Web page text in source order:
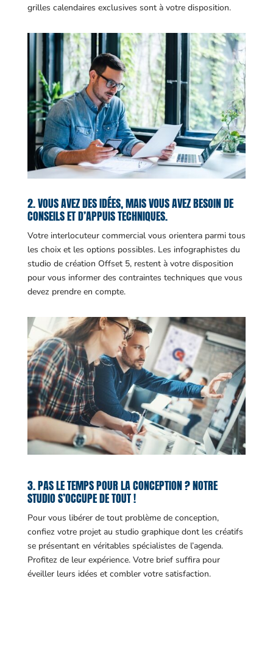
grilles calendaires exclusives sont à votre disposition.
2. VOUS AVEZ DES IDÉES, MAIS VOUS AVEZ BESOIN DE
CONSEILS ET D’APPUIS TECHNIQUES.
Votre interlocuteur commercial vous orientera parmi tous
les choix et les options possibles. Les infographistes du
studio de création Offset 5, restent à votre disposition
pour vous informer des contraintes techniques que vous
devez prendre en compte.
3. PAS LE TEMPS POUR LA CONCEPTION ? NOTRE
STUDIO S’OCCUPE DE TOUT !
Pour vous libérer de tout problème de conception,
confiez votre projet au studio graphique dont les créatifs
se présentant en véritables spécialistes de l’agenda.
Profitez de leur expérience. Votre brief suffira pour
éveiller leurs idées et combler votre satisfaction.